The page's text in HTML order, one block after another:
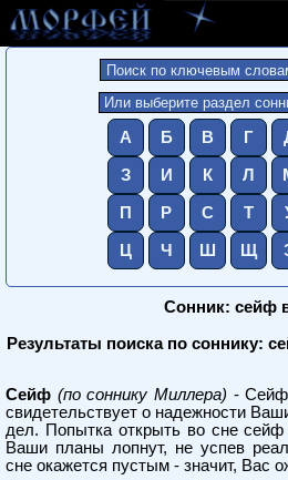
А Б В Г
З И К Л
П Р С Т
Ц Ч Ш Щ
Сонник: сейф
Результаты поиска по соннику:
Сейф (по соннику Миллера) -
свидетельствует о надежности
дел. Попытка открыть во сне сейф
Ваши планы лопнут, не успев
сне окажется пустым - значит, Вас